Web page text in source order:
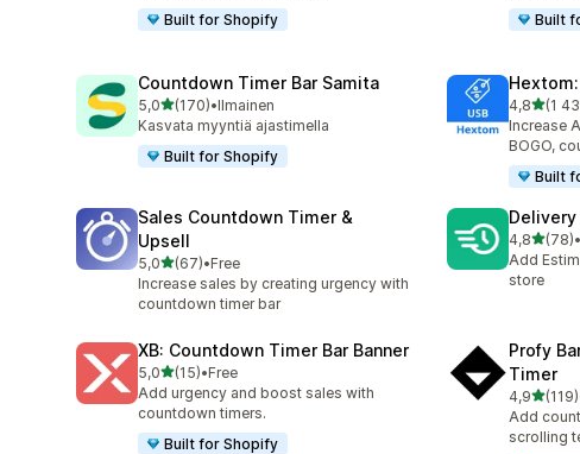
Built for Shopify
Built
Countdown Timer Bar Samita
5,0/ 5 tähteä
(170)
170 arvostelua yhteensä
•Ilmainen
Kasvata myyntiä ajastimella
Built for Shopify
4,8/ 5(1
1433
Increase
BOGO,
Built
Sales Countdown Timer &
Upsell
5,0/ 5 tähteä
(67)
67 arvostelua yhteensä
•Free
Increase sales by creating urgency with
countdown timer bar
4,8/ 5(78)
78 •
Add
store
XB: Countdown Timer Bar Banner
5,0/ 5 tähteä
(15)
15 arvostelua yhteensä
•Free
Add urgency and boost sales with
countdown timers.
Built for Shopify
Profy
Timer
4,9/ 5(119)
119
Add
scrolling